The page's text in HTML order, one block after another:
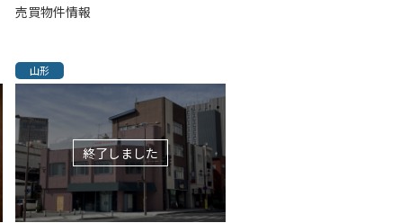
売買物件情報
山形
終了しました